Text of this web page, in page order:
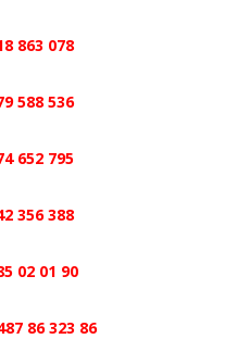
863 078
588 536
652 795
356 388
02 01 90
86 323 86